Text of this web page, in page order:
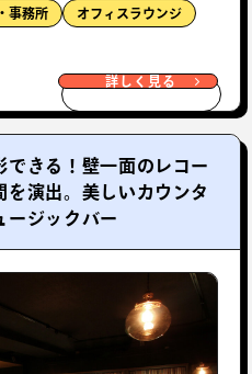
事務所 オフィスラウンジ
詳しく見る
できる！壁一面のレコー
を演出。美しいカウンタ
ージックバー